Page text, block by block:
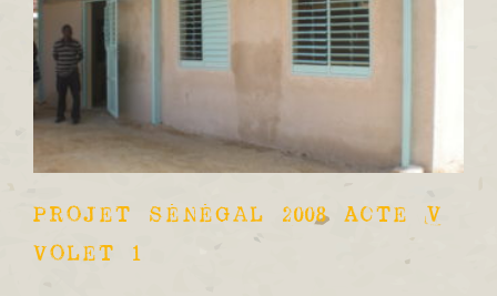
Projet Sénégal 2008 Acte V
volet 1